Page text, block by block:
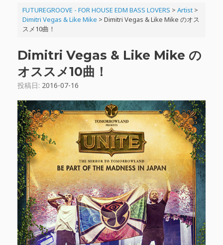
FUTUREGROOVE - FOR HOUSE EDM BASS LOVERS > Artist>
Dimitri Vegas & Like Mike > Dimitri Vegas & Like Mike のオス
スメ10曲！
Dimitri Vegas & Like Mike の
オススメ10曲！
投稿日: 2016-07-16